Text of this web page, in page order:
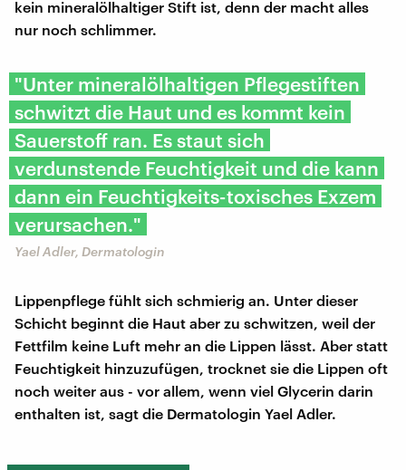
kein mineralölhaltiger Stift ist, denn der macht alles
nur noch schlimmer.
"Unter mineralölhaltigen Pflegestiften
schwitzt die Haut und es kommt kein
Sauerstoff ran. Es staut sich
verdunstende Feuchtigkeit und die kann
dann ein Feuchtigkeits-toxisches Exzem
verursachen."
Yael Adler, Dermatologin
Lippenpflege fühlt sich schmierig an. Unter dieser
Schicht beginnt die Haut aber zu schwitzen, weil der
Fettfilm keine Luft mehr an die Lippen lässt. Aber statt
Feuchtigkeit hinzuzufügen, trocknet sie die Lippen oft
noch weiter aus - vor allem, wenn viel Glycerin darin
enthalten ist, sagt die Dermatologin Yael Adler.